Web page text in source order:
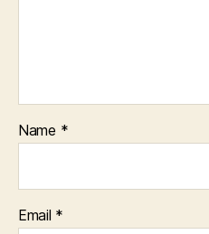
Name *
Email *